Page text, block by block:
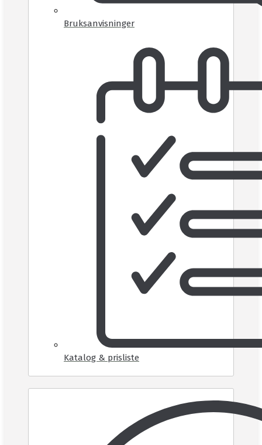
Bruksanvisninger
Katalog & prisliste